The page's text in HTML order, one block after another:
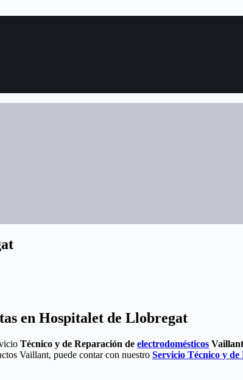
en Hospitalet de Llobregat
Técnico y de Reparación de electrodomésticos Vaillant
Vaillant, puede contar con nuestro Servicio Técnico y